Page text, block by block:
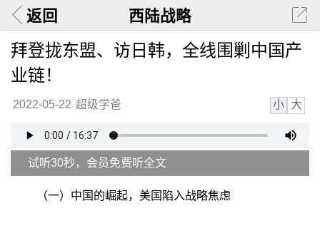
返回 西陆战略
拜登拢东盟、访日韩，全线围剿中国产
业链！
2022-05-22 超级学爸 小 大
试听30秒，会员免费听全文
（一）中国的崛起，美国陷入战略焦虑